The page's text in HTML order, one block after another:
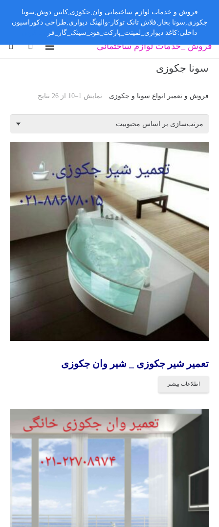
فروش _خدمات لوازم ساختمانی
سونا جکوزی
فروش و تعمیر انواع سونا و جکوزی نمایش 1–10 از 26 نتایج
تعمیر شیر جکوزی _ شیر وان جکوزی
اطلاعات بیشتر
فروش و خدمات لوازم ساختمانی:وان,جکوزی,کابین دوش,سونا
جکوزی,سونا بخار,فلاش تانک توکار-والهنگ دیواری,طراحی دکوراسیون
داخلی:کاغذ دیواری_لمینت_پارکت_هود_سینک_گاز_فر